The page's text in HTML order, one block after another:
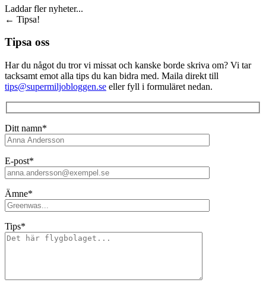
Laddar fler nyheter...
← Tipsa!
Tipsa oss
Har du något du tror vi missat och kanske borde skriva om? Vi tar
tacksamt emot alla tips du kan bidra med. Maila direkt till
tips@supermiljobloggen.se eller fyll i formuläret nedan.
Ditt namn*
E-post*
Ämne*
Tips*